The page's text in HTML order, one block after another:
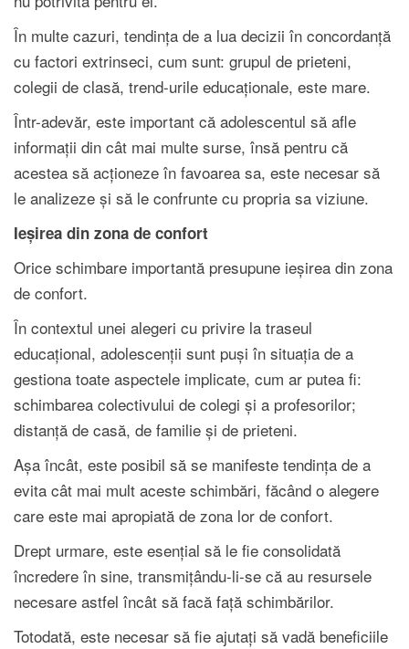
În multe cazuri, tendința de a lua decizii în concordanță
cu factori extrinseci, cum sunt: grupul de prieteni,
colegii de clasă, trend-urile educaționale, este mare.
Într-adevăr, este important că adolescentul să afle
informații din cât mai multe surse, însă pentru că
acestea să acționeze în favoarea sa, este necesar să
le analizeze și să le confrunte cu propria sa viziune.
Ieșirea din zona de confort
Orice schimbare importantă presupune ieșirea din zona
de confort.
În contextul unei alegeri cu privire la traseul
educațional, adolescenții sunt puși în situația de a
gestiona toate aspectele implicate, cum ar putea fi:
schimbarea colectivului de colegi și a profesorilor;
distanță de casă, de familie și de prieteni.
Așa încât, este posibil să se manifeste tendința de a
evita cât mai mult aceste schimbări, făcând o alegere
care este mai apropiată de zona lor de confort.
Drept urmare, este esențial să le fie consolidată
încredere în sine, transmițându-li-se că au resursele
necesare astfel încât să facă față schimbărilor.
Totodată, este necesar să fie ajutați să vadă beneficiile